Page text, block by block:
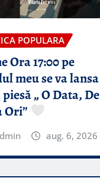
POPULARA
Ora 17:00 pe
meu se va lansa
„ O Data, De
Ori”
aug. 6, 2026